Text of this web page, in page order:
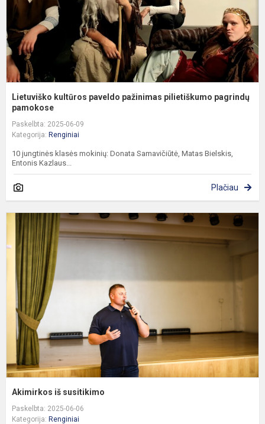
Lietuviško kultūros paveldo pažinimas pilietiškumo pagrindų
pamokose
Paskelbta: 2025-06-09
Kategorija: Renginiai
10 jungtinės klasės mokinių: Donata Samavičiūtė, Matas Bielskis,
Entonis Kazlaus...
Plačiau
Akimirkos iš susitikimo
Paskelbta: 2025-06-06
Kategorija: Renginiai